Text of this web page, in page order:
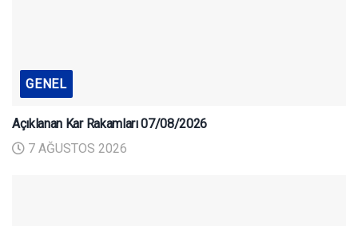
GENEL
Açıklanan Kar Rakamları 07/08/2026
7 AĞUSTOS 2026